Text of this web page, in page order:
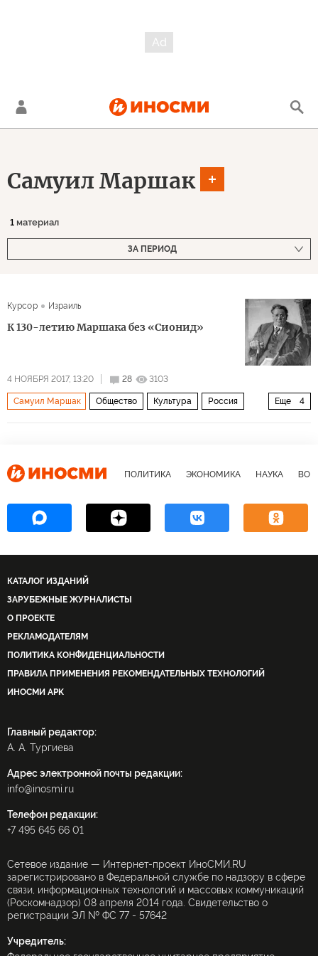
Самуил Маршак
1 материал
ЗА ПЕРИОД
Курсор Израиль
К 130-летию Маршака без «Сионид»
4 НОЯБРЯ 2017, 13:20 28 3103
Еще 4
Самуил Маршак Общество Культура Россия
ПОЛИТИКА ЭКОНОМИКА НАУКА
КАТАЛОГ ИЗДАНИЙ
ЗАРУБЕЖНЫЕ ЖУРНАЛИСТЫ
О ПРОЕКТЕ
РЕКЛАМОДАТЕЛЯМ
ПОЛИТИКА КОНФИДЕНЦИАЛЬНОСТИ
ПРАВИЛА ПРИМЕНЕНИЯ РЕКОМЕНДАТЕЛЬНЫХ ТЕХНОЛОГИЙ
ИНОСМИ APK
Главный редактор:
А. А. Тургиева
Адрес электронной почты редакции:
info@inosmi.ru
Телефон редакции:
+7 495 645 66 01
Сетевое издание — Интернет-проект ИноСМИ.RU
зарегистрировано в Федеральной службе по надзору в сфере
связи, информационных технологий и массовых коммуникаций
(Роскомнадзор) 08 апреля 2014 года. Свидетельство о
регистрации ЭЛ № ФС 77 - 57642
Учредитель: